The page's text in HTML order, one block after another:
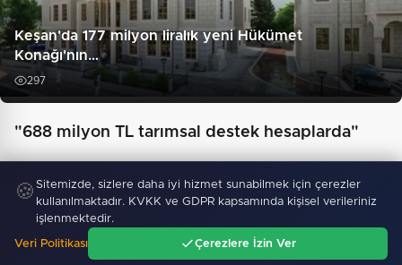
Keşan'da 177 milyon liralık yeni Hükümet
Konağı'nın…
297
"688 milyon TL tarımsal destek hesaplarda"
🍪 Sitemizde, sizlere daha iyi hizmet sunabilmek için çerezler
kullanılmaktadır. KVKK ve GDPR kapsamında kişisel verileriniz
işlenmektedir.
Veri Politikası Çerezlere İzin Ver
Gündem Ara Menü